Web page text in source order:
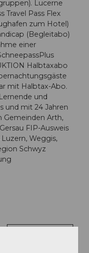
Lucerne
Travel Pass Flex
zum Hotel)
(Begleitabo)
einer
Halbtaxabo
mit Halbtax-Abo.
und
und mit 24 Jahren
Gemeinden Arth,
FIP-Ausweis
Weggis,
Schwyz